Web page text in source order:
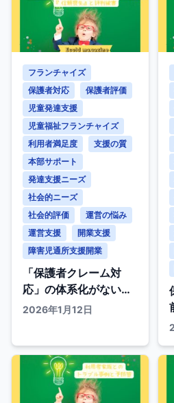
フランチャイズ
保護者対応
保護者評価
児童発達支援
児童福祉フランチャイズ
利用者満足度
支援の質
本部サポート
発達支援ニーズ
社会的ニーズ
社会的評価
運営の悩み
運営支援
開業支援
障害児通所支援開業
「保護者クレーム対
応」の体系化がない施
設の『信頼喪失』と評
2026年1月12日